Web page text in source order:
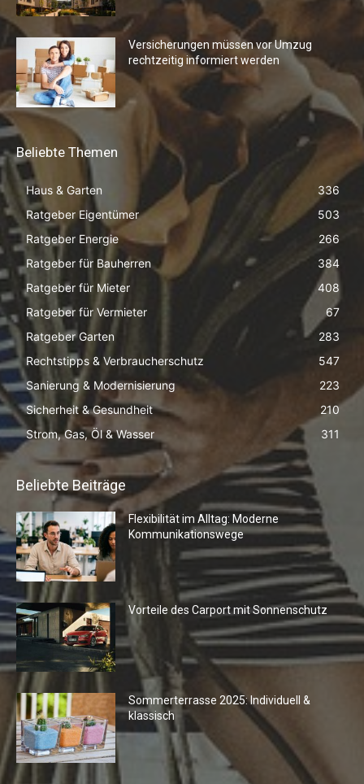
Versicherungen müssen vor Umzug
rechtzeitig informiert werden
Beliebte Themen
Haus & Garten
336
Ratgeber Eigentümer
503
Ratgeber Energie
266
Ratgeber für Bauherren
384
Ratgeber für Mieter
408
Ratgeber für Vermieter
67
Ratgeber Garten
283
Rechtstipps & Verbraucherschutz
547
Sanierung & Modernisierung
223
Sicherheit & Gesundheit
210
Strom, Gas, Öl & Wasser
311
Beliebte Beiträge
Flexibilität im Alltag: Moderne
Kommunikationswege
Vorteile des Carport mit Sonnenschutz
Sommerterrasse 2025: Individuell &
klassisch